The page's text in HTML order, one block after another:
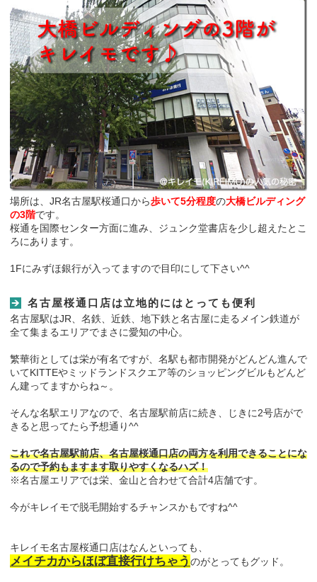
場所は、JR名古屋駅桜通口から歩いて5分程度の大橋ビルディング
の3階です。
桜通を国際センター方面に進み、ジュンク堂書店を少し超えたとこ
ろにあります。
1Fにみずほ銀行が入ってますので目印にして下さい^^
名古屋桜通口店は立地的にはとっても便利
名古屋駅はJR、名鉄、近鉄、地下鉄と名古屋に走るメイン鉄道が
全て集まるエリアでまさに愛知の中心。
繁華街としては栄が有名ですが、名駅も都市開発がどんどん進んで
いてKITTEやミッドランドスクエア等のショッピングビルもどんど
ん建ってますからね～。
そんな名駅エリアなので、名古屋駅前店に続き、じきに2号店がで
きると思ってたら予想通り^^
これで名古屋駅前店、名古屋桜通口店の両方を利用できることにな
るので予約もますます取りやすくなるハズ！
※名古屋エリアでは栄、金山と合わせて合計4店舗です。
今がキレイモで脱毛開始するチャンスかもですね^^
キレイモ名古屋桜通口店はなんといっても、
メイチカからほぼ直接行けちゃうのがとってもグッド。